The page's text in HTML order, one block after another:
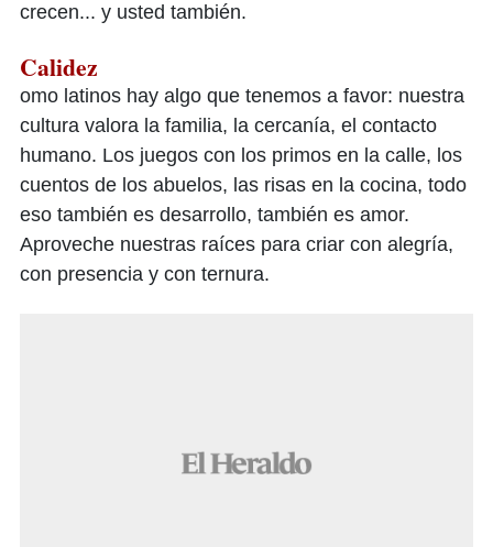
crecen... y usted también.
Calidez
omo latinos hay algo que tenemos a favor: nuestra
cultura valora la familia, la cercanía, el contacto
humano. Los juegos con los primos en la calle, los
cuentos de los abuelos, las risas en la cocina, todo
eso también es desarrollo, también es amor.
Aproveche nuestras raíces para criar con alegría,
con presencia y con ternura.